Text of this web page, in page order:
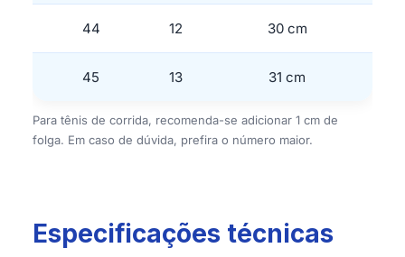
44 12 30 cm
45 13 31 cm
Para tênis de corrida, recomenda-se adicionar 1 cm de
folga. Em caso de dúvida, prefira o número maior.
Especificações técnicas